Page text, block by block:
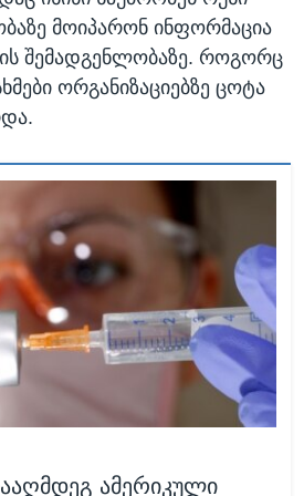
მოიპარონ ინფორმაცია
შემადგენლობაზე. როგორც
ორგანიზაციებზე ცოტა
ამერიკული